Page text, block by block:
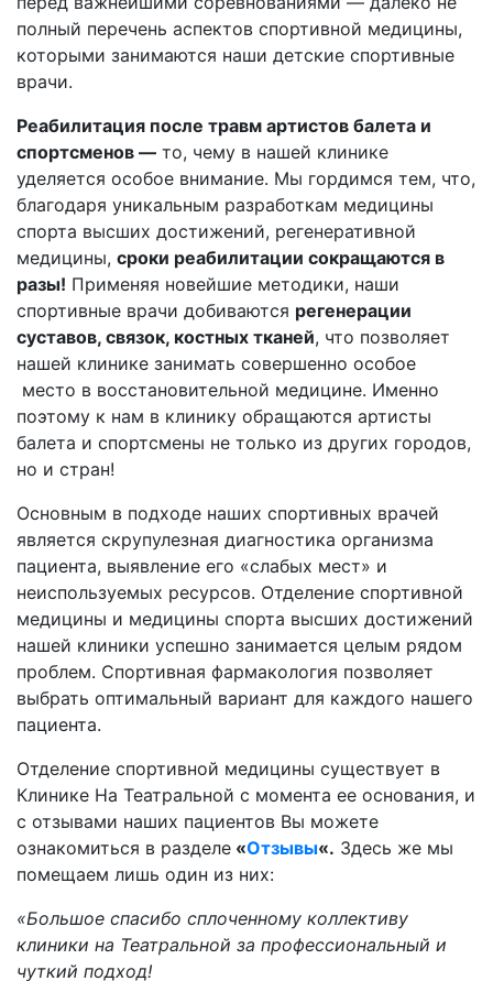
полный перечень аспектов спортивной медицины,
которыми занимаются наши детские спортивные
врачи.
Реабилитация после травм артистов балета и
спортсменов — то, чему в нашей клинике
уделяется особое внимание. Мы гордимся тем, что,
благодаря уникальным разработкам медицины
спорта высших достижений, регенеративной
медицины, сроки реабилитации сокращаются в
разы! Применяя новейшие методики, наши
спортивные врачи добиваются регенерации
суставов, связок, костных тканей, что позволяет
нашей клинике занимать совершенно особое
место в восстановительной медицине. Именно
поэтому к нам в клинику обращаются артисты
балета и спортсмены не только из других городов,
но и стран!
Основным в подходе наших спортивных врачей
является скрупулезная диагностика организма
пациента, выявление его «слабых мест» и
неиспользуемых ресурсов. Отделение спортивной
медицины и медицины спорта высших достижений
нашей клиники успешно занимается целым рядом
проблем. Спортивная фармакология позволяет
выбрать оптимальный вариант для каждого нашего
пациента.
Отделение спортивной медицины существует в
Клинике На Театральной с момента ее основания, и
с отзывами наших пациентов Вы можете
ознакомиться в разделе «Отзывы«. Здесь же мы
помещаем лишь один из них:
«Большое спасибо сплоченному коллективу
клиники на Театральной за профессиональный и
чуткий подход!